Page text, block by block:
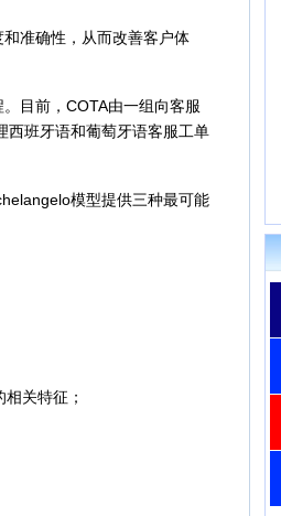
准确性，从而改善客户体
目前，COTA由一组向客服
西班牙语和葡萄牙语客服工单
模型提供三种最可能
关特征；